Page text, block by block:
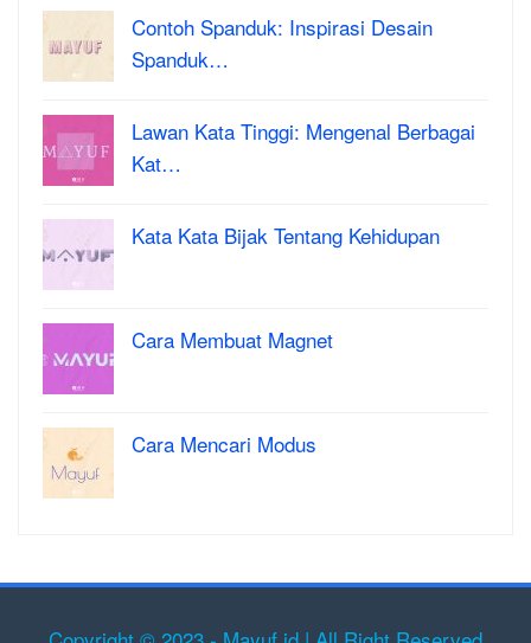
Contoh Spanduk: Inspirasi Desain
Spanduk…
Lawan Kata Tinggi: Mengenal Berbagai
Kat…
Kata Kata Bijak Tentang Kehidupan
Cara Membuat Magnet
Cara Mencari Modus